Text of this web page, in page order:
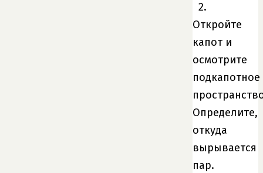
2.
Откройте
капот и
осмотрите
подкапотное
Определите,
откуда
вырывается
пар.